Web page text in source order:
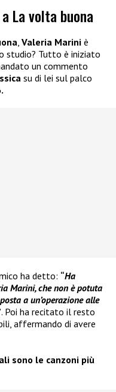
La volta buona
Valeria Marini è
studio? Tutto è iniziato
un commento
su di lei sul palco
ha detto: “Ha
Marini, che non è potuta
a un’operazione alle
. Poi ha recitato il resto
affermando di avere
sono le canzoni più